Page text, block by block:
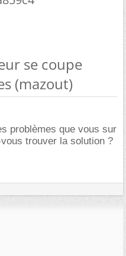
se coupe
(mazout)
problèmes que vous sur
trouver la solution ?